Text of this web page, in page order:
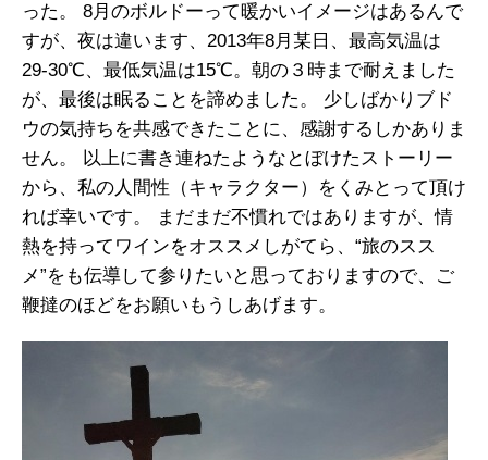
った。 8月のボルドーって暖かいイメージはあるんで
すが、夜は違います、2013年8月某日、最高気温は
29-30℃、最低気温は15℃。朝の３時まで耐えました
が、最後は眠ることを諦めました。 少しばかりブド
ウの気持ちを共感できたことに、感謝するしかありま
せん。 以上に書き連ねたようなとぼけたストーリー
から、私の人間性（キャラクター）をくみとって頂け
れば幸いです。 まだまだ不慣れではありますが、情
熱を持ってワインをオススメしがてら、“旅のスス
メ”をも伝導して参りたいと思っておりますので、ご
鞭撻のほどをお願いもうしあげます。